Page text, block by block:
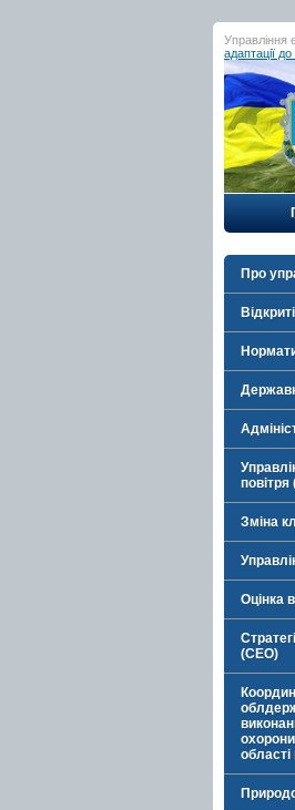
Управління
адаптації
Про
Зміна
Оцінка
(СЕО)